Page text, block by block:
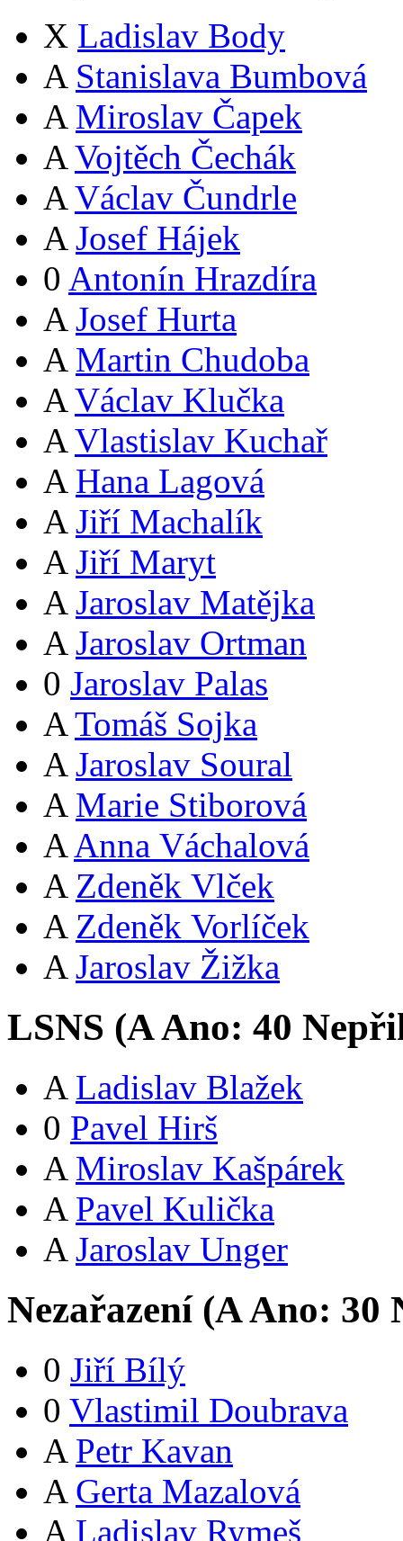
X Ladislav Body
A Stanislava Bumbová
A Miroslav Čapek
A Vojtěch Čechák
A Václav Čundrle
A Josef Hájek
0 Antonín Hrazdíra
A Josef Hurta
A Martin Chudoba
A Václav Klučka
A Vlastislav Kuchař
A Hana Lagová
A Jiří Machalík
A Jiří Maryt
A Jaroslav Matějka
A Jaroslav Ortman
0 Jaroslav Palas
A Tomáš Sojka
A Jaroslav Soural
A Marie Stiborová
A Anna Váchalová
A Zdeněk Vlček
A Zdeněk Vorlíček
A Jaroslav Žižka
LSNS (AAno: 40
A Ladislav Blažek
0 Pavel Hirš
A Miroslav Kašpárek
A Pavel Kulička
A Jaroslav Unger
Nezařazení (AAno: 30
0 Jiří Bílý
0 Vlastimil Doubrava
A Petr Kavan
A Gerta Mazalová
A Ladislav Rymeš